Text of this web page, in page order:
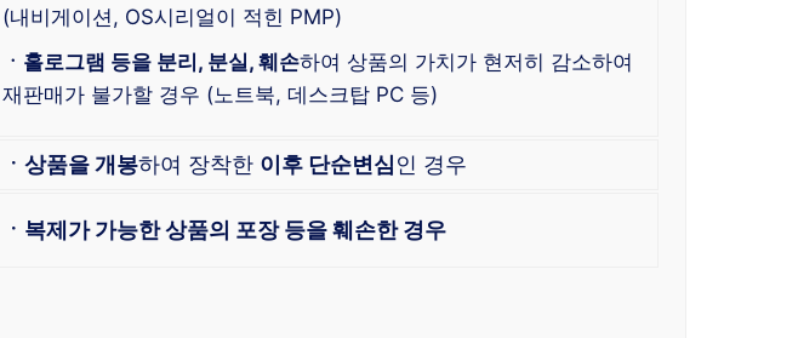
(내비게이션, OS시리얼이 적힌 PMP)
ㆍ홀로그램 등을 분리, 분실, 훼손하여 상품의 가치가 현저히 감소하여
재판매가 불가할 경우 (노트북, 데스크탑 PC 등)
ㆍ상품을 개봉하여 장착한 이후 단순변심인 경우
ㆍ복제가 가능한 상품의 포장 등을 훼손한 경우